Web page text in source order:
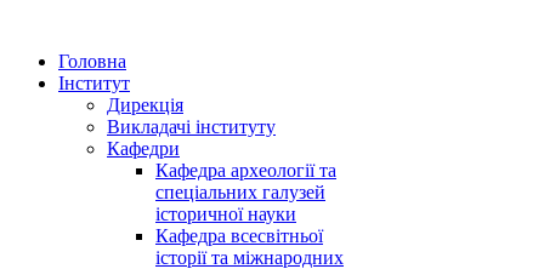
Головна
Інститут
Дирекція
Викладачі інституту
Кафедри
Кафедра археології та
спеціальних галузей
історичної науки
Кафедра всесвітньої
історії та міжнародних